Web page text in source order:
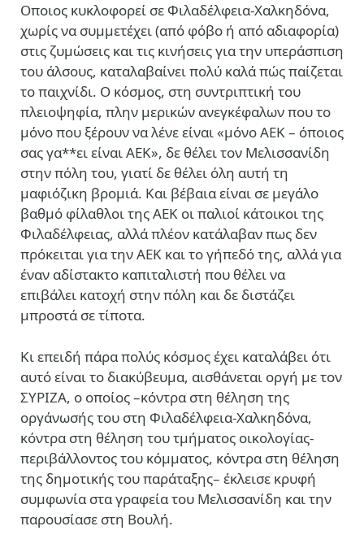
Οποιος κυκλοφορεί σε Φιλαδέλφεια-Χαλκηδόνα,
χωρίς να συμμετέχει (από φόβο ή από αδιαφορία)
στις ζυμώσεις και τις κινήσεις για την υπεράσπιση
του άλσους, καταλαβαίνει πολύ καλά πώς παίζεται
το παιχνίδι. Ο κόσμος, στη συντριπτική του
πλειοψηφία, πλην μερικών ανεγκέφαλων που το
μόνο που ξέρουν να λένε είναι «μόνο ΑΕΚ – όποιος
σας γα**ει είναι ΑΕΚ», δε θέλει τον Μελισσανίδη
στην πόλη του, γιατί δε θέλει όλη αυτή τη
μαφιόζικη βρομιά. Και βέβαια είναι σε μεγάλο
βαθμό φίλαθλοι της ΑΕΚ οι παλιοί κάτοικοι της
Φιλαδέλφειας, αλλά πλέον κατάλαβαν πως δεν
πρόκειται για την ΑΕΚ και το γήπεδό της, αλλά για
έναν αδίστακτο καπιταλιστή που θέλει να
επιβάλει κατοχή στην πόλη και δε διστάζει
μπροστά σε τίποτα.
Κι επειδή πάρα πολύς κόσμος έχει καταλάβει ότι
αυτό είναι το διακύβευμα, αισθάνεται οργή με τον
ΣΥΡΙΖΑ, ο οποίος –κόντρα στη θέληση της
οργάνωσής του στη Φιλαδέλφεια-Χαλκηδόνα,
κόντρα στη θέληση του τμήματος οικολογίας-
περιβάλλοντος του κόμματος, κόντρα στη θέληση
της δημοτικής του παράταξης– έκλεισε κρυφή
συμφωνία στα γραφεία του Μελισσανίδη και την
παρουσίασε στη Βουλή.